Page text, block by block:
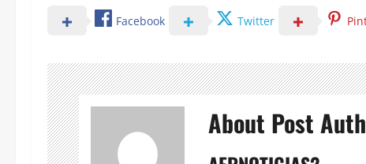
Facebook Twitter
About Post